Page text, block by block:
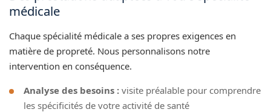
médicale
Chaque spécialité médicale a ses propres exigences en
matière de propreté. Nous personnalisons notre
intervention en conséquence.
Analyse des besoins : visite préalable pour comprendre
les spécificités de votre activité de santé